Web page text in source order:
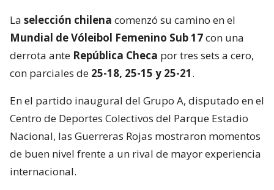
La selección chilena comenzó su camino en el
Mundial de Vóleibol Femenino Sub 17con una
derrota ante República Checa por tres sets a cero,
con parciales de 25-18, 25-15 y 25-21.
En el partido inaugural del Grupo A, disputado en el
Centro de Deportes Colectivos del Parque Estadio
Nacional, las Guerreras Rojas mostraron momentos
de buen nivel frente a un rival de mayor experiencia
internacional.